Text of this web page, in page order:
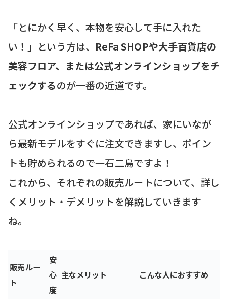
「とにかく早く、本物を安心して手に入れた
い！」という方は、 ReFa SHOPや大手百貨店の
美容フロア、または公式オンラインショップをチ
ェックするのが一番の近道です。
公式オンラインショップであれば、家にいなが
ら最新モデルをすぐに注文できますし、ポイン
トも貯められるので一石二鳥ですよ！
これから、それぞれの販売ルートについて、詳し
くメリット・デメリットを解説していきます
ね。
販売ルー
ト
安
心
度
主なメリット こんな人におすすめ